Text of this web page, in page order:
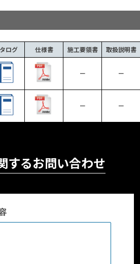
ログ 仕様書 施工要領書 取扱説明書
ー ー
ー ー
するお問い合わせ